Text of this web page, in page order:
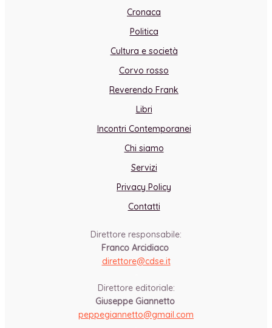
Cronaca
Politica
Cultura e società
Corvo rosso
Reverendo Frank
Libri
Incontri Contemporanei
Chi siamo
Servizi
Privacy Policy
Contatti
Direttore responsabile:
Franco Arcidiaco
direttore@cdse.it
Direttore editoriale:
Giuseppe Giannetto
peppegiannetto@gmail.com